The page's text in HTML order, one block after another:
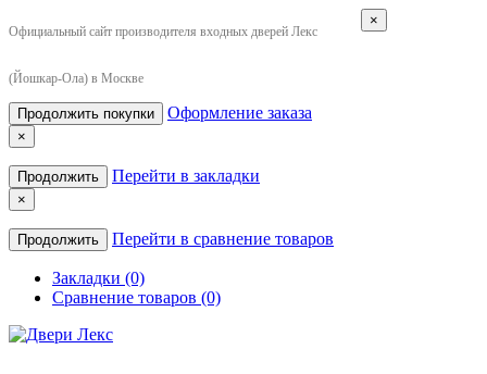
Официальный сайт производителя входных дверей Лекс
(Йошкар-Ола) в Москве
×
Продолжить покупки Оформление заказа
×
Продолжить Перейти в закладки
×
Продолжить Перейти в сравнение товаров
Закладки (0)
Сравнение товаров (0)